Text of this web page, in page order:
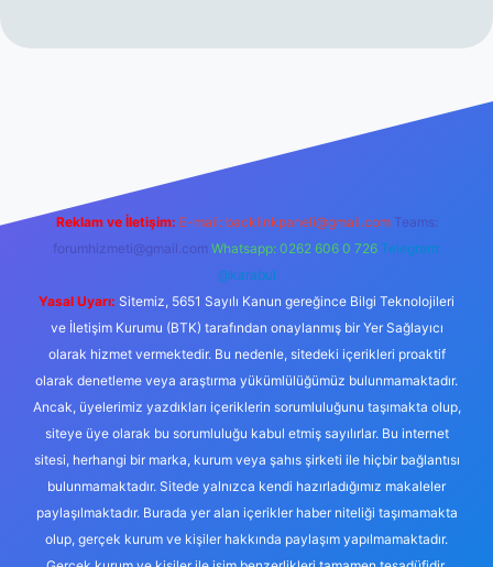
Reklam ve İletişim: E-mail: backlinkpaneli@gmail.com Teams:
forumhizmeti@gmail.com Whatsapp: 0262 606 0 726 Telegram:
@karabul
Yasal Uyarı: Sitemiz, 5651 Sayılı Kanun gereğince Bilgi Teknolojileri
ve İletişim Kurumu (BTK) tarafından onaylanmış bir Yer Sağlayıcı
olarak hizmet vermektedir. Bu nedenle, sitedeki içerikleri proaktif
olarak denetleme veya araştırma yükümlülüğümüz bulunmamaktadır.
Ancak, üyelerimiz yazdıkları içeriklerin sorumluluğunu taşımakta olup,
siteye üye olarak bu sorumluluğu kabul etmiş sayılırlar. Bu internet
sitesi, herhangi bir marka, kurum veya şahıs şirketi ile hiçbir bağlantısı
bulunmamaktadır. Sitede yalnızca kendi hazırladığımız makaleler
paylaşılmaktadır. Burada yer alan içerikler haber niteliği taşımamakta
olup, gerçek kurum ve kişiler hakkında paylaşım yapılmamaktadır.